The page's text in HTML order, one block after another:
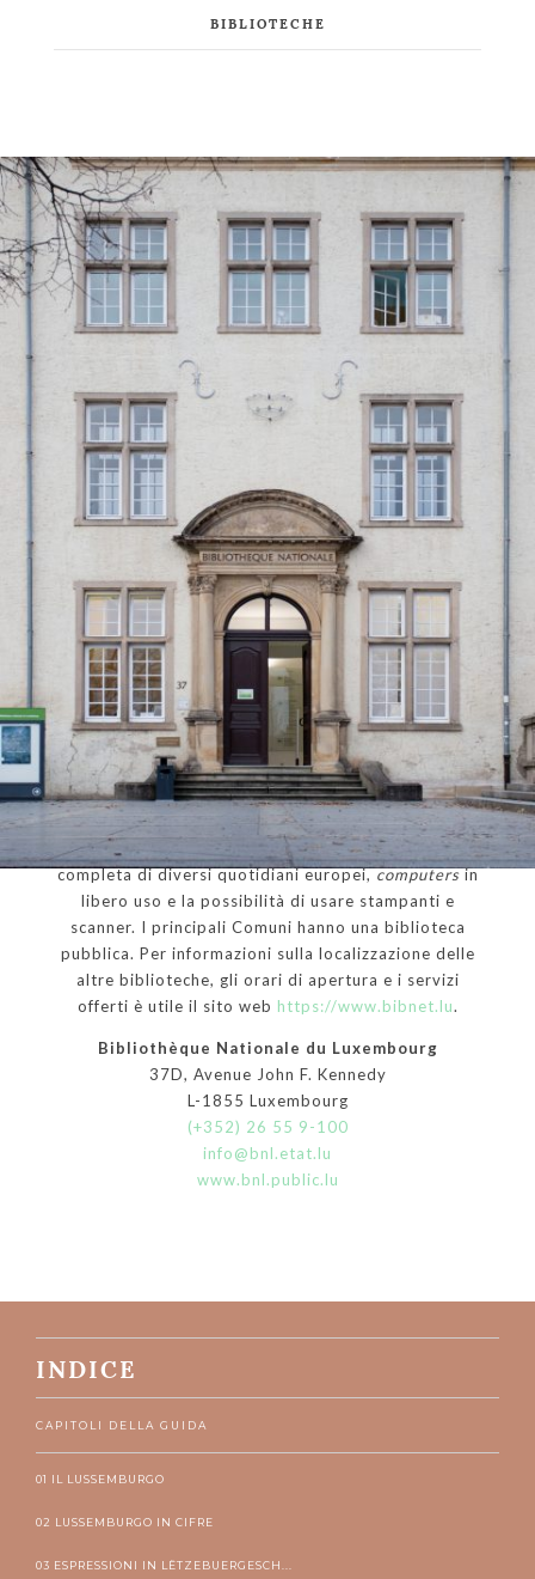
BIBLIOTECHE
Il principale punto di riferimento è la Biblioteca
Nazionale del Lussemburgo, con emeroteca
completa di diversi quotidiani europei,computersin
libero uso e la possibilità di usare stampanti e
scanner. I principali Comuni hanno una biblioteca
pubblica. Per informazioni sulla localizzazione delle
altre biblioteche, gli orari di apertura e i servizi
offerti è utile il sito web https://www.bibnet.lu.
Bibliothèque Nationale du Luxembourg
37D, Avenue John F. Kennedy
L-1855 Luxembourg
(+352) 26 55 9-100
info@bnl.etat.lu
www.bnl.public.lu
INDICE
CAPITOLI DELLA GUIDA
01 IL LUSSEMBURGO
02 LUSSEMBURGO IN CIFRE
03 ESPRESSIONI IN LËTZEBUERGESCH...